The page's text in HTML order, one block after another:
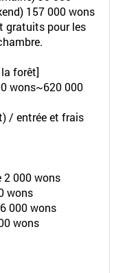
157 000 wons
gratuits pour les
forêt]
wons~620 000
/ entrée et frais
2 000 wons
wons
000 wons
wons